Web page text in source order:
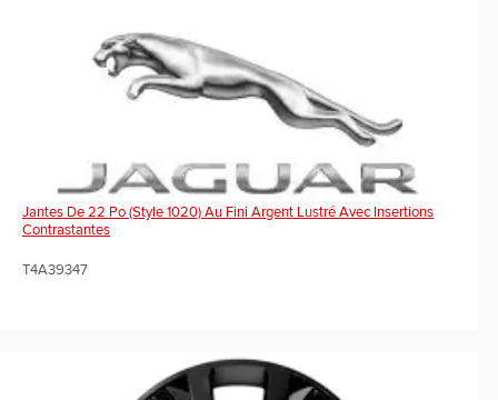
Jantes De 22 Po (Style 1020) Au Fini Argent Lustré Avec Insertions
Contrastantes
T4A39347